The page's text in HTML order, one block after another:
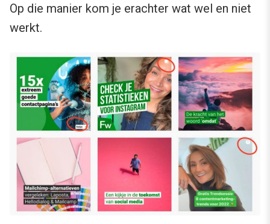
Op die manier kom je erachter wat wel en niet
werkt.